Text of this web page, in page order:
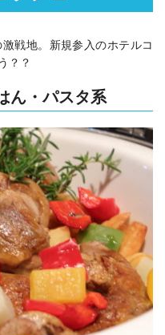
戦地。新規参入のホテルコ
？？
ん・パスタ系